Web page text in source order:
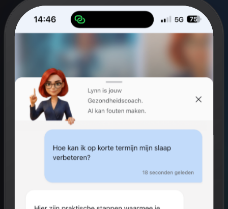
Health Check.
Werk gericht aan je qognitieve en fysieke welzijn.
Breinperformance, mindfulness en challenges. Privé
voor jou, niet inzichtelijk voor werkgever.
Gratis voor ieder individu. Via werkgever altijd via arbodienst
Anneke.
Start gratis